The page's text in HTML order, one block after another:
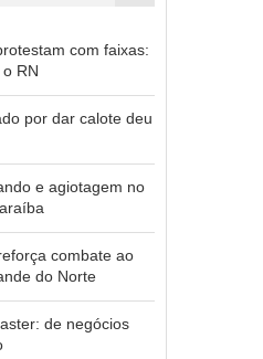
com faixas:
RN
por dar calote deu
e agiotagem no
combate ao
do Norte
de negócios